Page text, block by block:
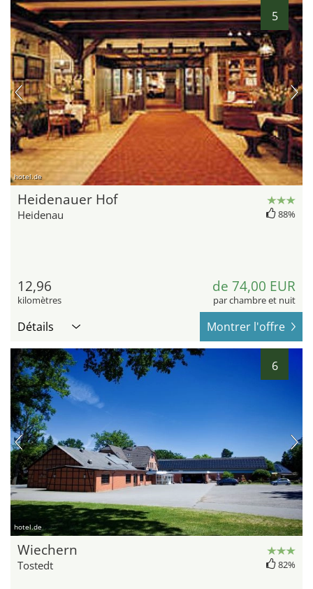
5
hotel.de
Heidenauer Hof
Heidenau 88%
12,96
kilomètres
de 74,00 EUR
par chambre et nuit
Détails Montrer l'offre
6
hotel.de
Wiechern
Tostedt 82%